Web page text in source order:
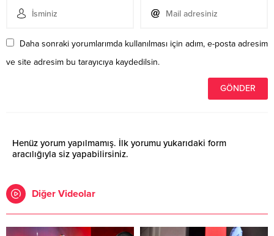
Daha sonraki yorumlarımda kullanılması için adım, e-posta adresim
ve site adresim bu tarayıcıya kaydedilsin.
Henüz yorum yapılmamış. İlk yorumu yukarıdaki form
aracılığıyla siz yapabilirsiniz.
Diğer Videolar